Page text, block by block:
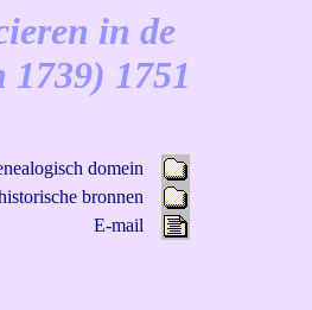
in de
1751
domein
bronnen
E-mail